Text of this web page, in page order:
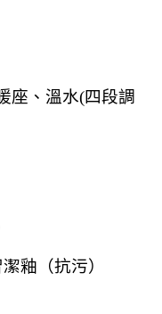
座、溫水(四段調
釉（抗污）